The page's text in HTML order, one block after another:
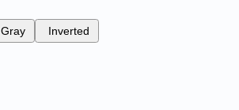
Gray Inverted